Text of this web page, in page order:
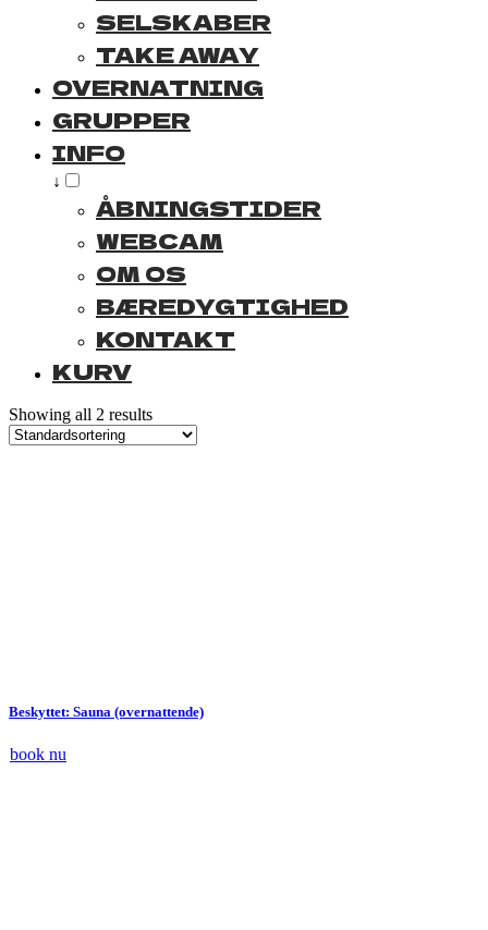
SELSKABER
TAKE AWAY
OVERNATNING
GRUPPER
INFO
↓
ÅBNINGSTIDER
WEBCAM
OM OS
BÆREDYGTIGHED
KONTAKT
KURV
Showing all 2 results
Beskyttet: Sauna (overnattende)
book nu